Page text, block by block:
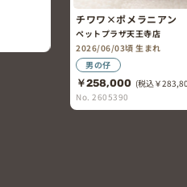
チワワ×ポメラニアン
ペットプラザ天王寺店
2026/06/03頃 生まれ
男の仔
￥258,000 (税込￥
No. 2605390